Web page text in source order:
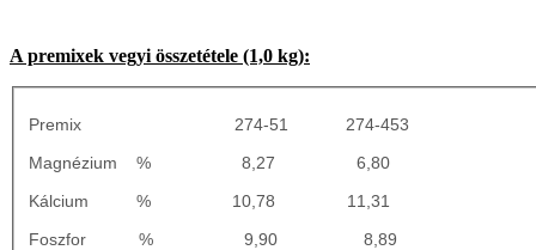
A premixek vegyi összetétele (1,0 kg):
Premix 274-51 274-453
Magnézium % 8,27 6,80
Kálcium % 10,78 11,31
Foszfor % 9,90 8,89